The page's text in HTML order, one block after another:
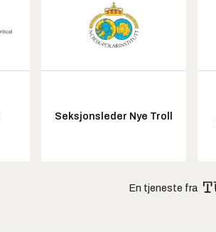
Seksjonsleder Nye Troll
En tjeneste fra